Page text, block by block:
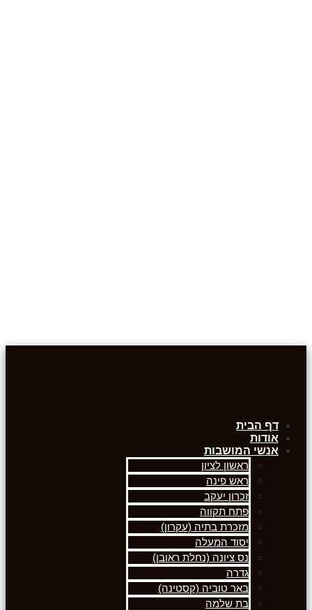
דף הבית
אודות
אנשי המושבות
ראשון לציון
ראש פינה
זכרון יעקב
פתח תקווה
מזכרת בתיה (עקרון)
יסוד המעלה
נס ציונה (נחלת ראובן)
גדרה
באר טוביה (קסטינה)
בת שלמה